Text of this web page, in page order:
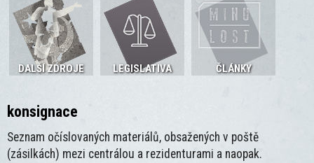
DALŠÍ ZDROJE LEGISLATIVA ČLÁNKY
konsignace
Seznam očíslovaných materiálů, obsažených v poště
(zásilkách) mezi centrálou a rezidenturami a naopak.